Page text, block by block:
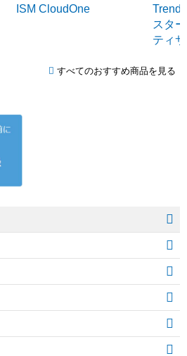
ISM CloudOne
Trend
スタ
ティ
すべてのおすすめ商品を見る